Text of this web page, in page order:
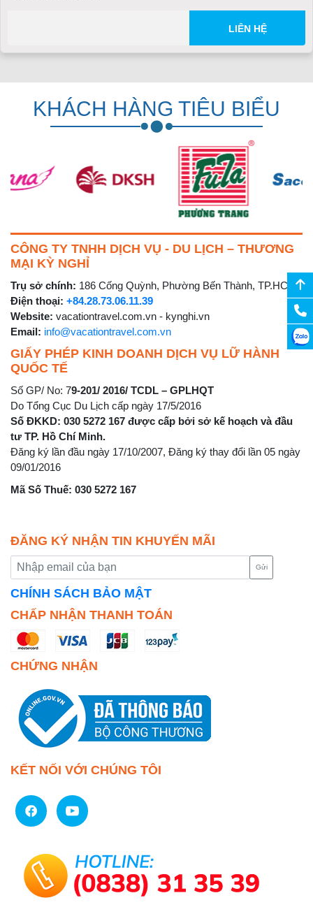
LIÊN HỆ
KHÁCH HÀNG TIÊU BIỂU
CÔNG TY TNHH DỊCH VỤ - DU LỊCH – THƯƠNG
MẠI KỲ NGHỈ
Trụ sở chính: 186 Cống Quỳnh, Phường Bến Thành, TP.HCM
Điện thoại: +84.28.73.06.11.39
Website: vacationtravel.com.vn - kynghi.vn
Email: info@vacationtravel.com.vn
GIẤY PHÉP KINH DOANH DỊCH VỤ LỮ HÀNH
QUỐC TẾ
Số GP/ No: 79-201/ 2016/ TCDL – GPLHQT
Do Tổng Cục Du Lịch cấp ngày 17/5/2016
Số ĐKKD: 030 5272 167 được cấp bởi sở kế hoạch và đầu
tư TP. Hồ Chí Minh.
Đăng ký lần đầu ngày 17/10/2007, Đăng ký thay đổi lần 05 ngày
09/01/2016
Mã Số Thuế: 030 5272 167
ĐĂNG KÝ NHẬN TIN KHUYẾN MÃI
Gửi
CHÍNH SÁCH BẢO MẬT
CHẤP NHẬN THANH TOÁN
CHỨNG NHẬN
KẾT NỐI VỚI CHÚNG TÔI